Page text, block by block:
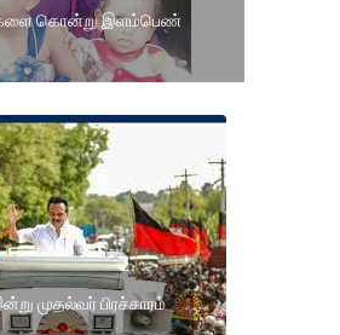
கொன்று இளம்பெண்
முதல்வர் பிரச்சாரம்